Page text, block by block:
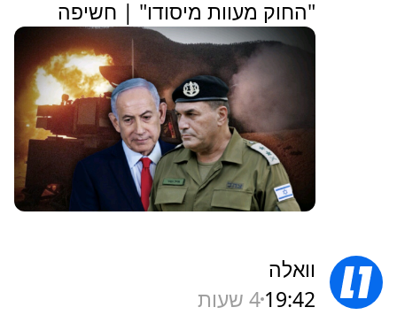
"החוק מעוות מיסודו" | חשיפה
וואלה
19:424 שעות